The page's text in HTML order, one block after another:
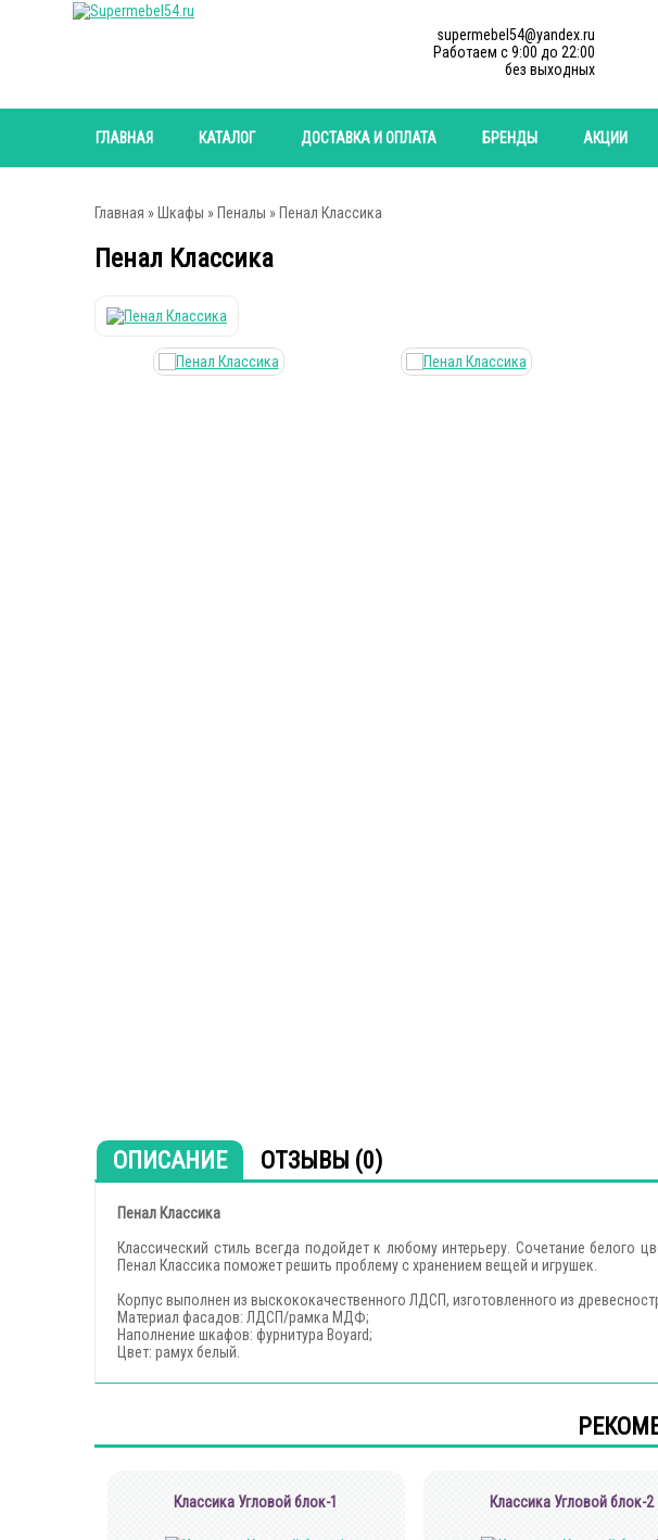
supermebel54@yandex.ru
Работаем c 9:00 до 22:00
без выходных
ГЛАВНАЯ КАТАЛОГ ДОСТАВКА И ОПЛАТА БРЕНДЫ АКЦИИ
Главная » Шкафы » Пеналы » Пенал Классика
Пенал Классика
ОПИСАНИЕ ОТЗЫВЫ (0)
Пенал Классика
Классический стиль всегда подойдет к любому интерьеру. Сочетание
Пенал Классика поможет решить проблему с хранением вещей и игрушек.
Корпус выполнен из выскококачественного ЛДСП, изготовленного из
Материал фасадов: ЛДСП/рамка МДФ;
Наполнение шкафов: фурнитура Boyard;
Цвет: рамух белый.
Классика Угловой блок-1 Классика Угловой блок-2